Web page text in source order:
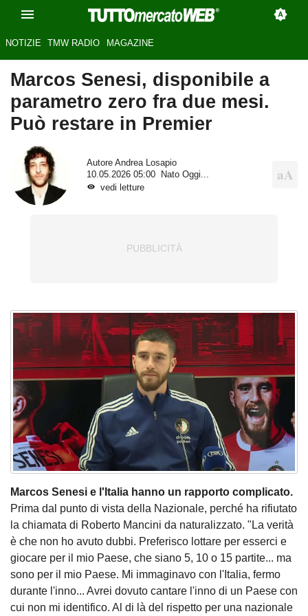
NOTIZIE TMW RADIO MAGAZINE
Marcos Senesi, disponibile a
parametro zero fra due mesi.
Può restare in Premier
Autore Andrea Losapio
10.05.2026 05:00
Nato Oggi...
vedi letture
Marcos Senesi e l'Italia hanno un rapporto complicato.
Prima dal punto di vista della Nazionale, perché ha rifiutato
la chiamata di Roberto Mancini da naturalizzato. "La verità
è che non ho avuto dubbi. Preferisco lottare per esserci e
giocare per il mio Paese, che siano 5, 10 o 15 partite... ma
sono per il mio Paese. Mi immaginavo con l'Italia, fermo
durante l'inno... Avrei dovuto cantare l'inno di un Paese con
cui non mi identifico. Al di là del rispetto per una nazionale